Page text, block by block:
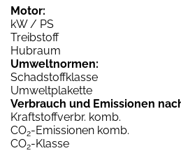
Motor:
kW / PS
Treibstoff
Hubraum
Umweltnormen:
Schadstoffklasse
Umweltplakette
Verbrauch und Emissionen
Kraftstoffverbr. komb.
CO2-Emissionen komb.
CO2-Klasse